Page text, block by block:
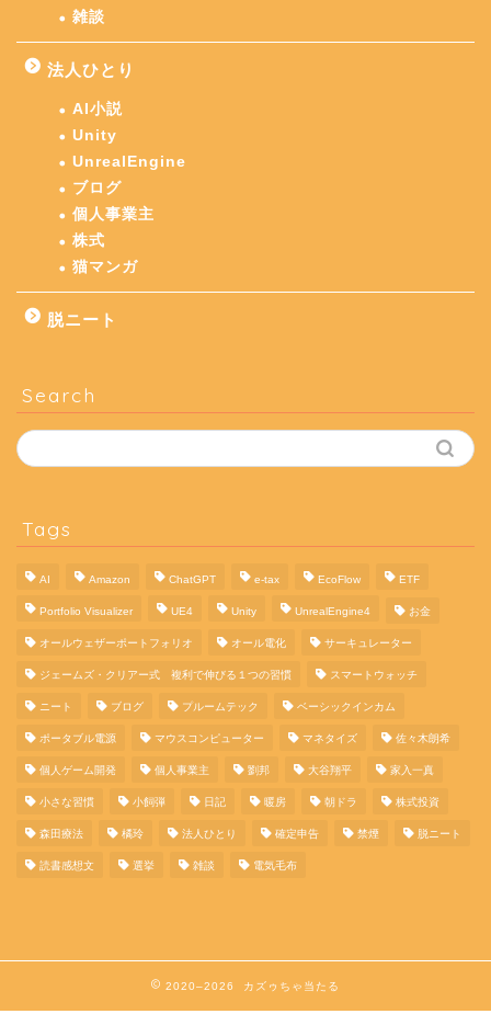
雑談
法人ひとり
AI小説
Unity
UnrealEngine
ブログ
個人事業主
株式
猫マンガ
脱ニート
Search
Tags
AI Amazon ChatGPT e-tax EcoFlow ETF
Portfolio Visualizer UE4 Unity UnrealEngine4 お金
オールウェザーポートフォリオ オール電化 サーキュレーター
ジェームズ・クリアー式 複利で伸びる１つの習慣 スマートウォッチ
ニート ブログ プルームテック ベーシックインカム
ポータブル電源 マウスコンピューター マネタイズ 佐々木朗希
個人ゲーム開発 個人事業主 劉邦 大谷翔平 家入一真
小さな習慣 小飼弾 日記 暖房 朝ドラ 株式投資
森田療法 橘玲 法人ひとり 確定申告 禁煙 脱ニート
読書感想文 選挙 雑談 電気毛布
2020–2026 カズゥちゃ当たる